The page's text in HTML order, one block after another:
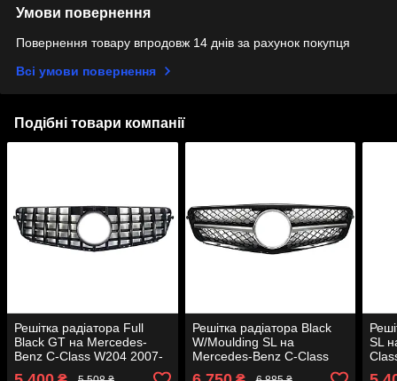
Умови повернення
Повернення товару впродовж 14 днів за рахунок покупця
Всі умови повернення
Подібні товари компанії
Решітка радіатора Full
Black GT на Mercedes-
Benz C-Class W204 2007-
2014 року
Решітка радіатора Black
W/Moulding SL на
Mercedes-Benz C-Class
W204 2007-2014 року
SL
року